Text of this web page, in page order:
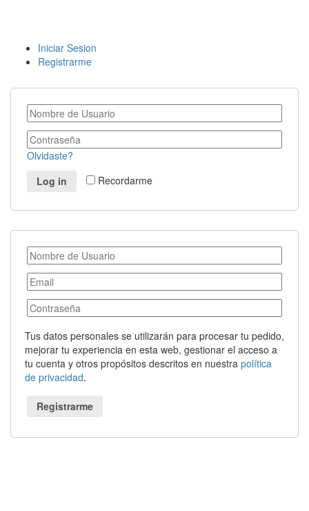
Iniciar Sesion
Registrarme
Olvidaste?
Recordarme
Log in
Tus datos personales se utilizarán para procesar tu pedido,
mejorar tu experiencia en esta web, gestionar el acceso a
tu cuenta y otros propósitos descritos en nuestra política
de privacidad.
Registrarme